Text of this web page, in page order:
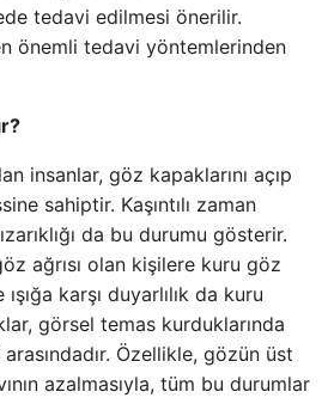
tedavi edilmesi önerilir.
önemli tedavi yöntemlerinden
insanlar, göz kapaklarını açıp
sahiptir. Kaşıntılı zaman
da bu durumu gösterir.
ağrısı olan kişilere kuru göz
karşı duyarlılık da kuru
görsel temas kurduklarında
Özellikle, gözün üst
azalmasıyla, tüm bu durumlar